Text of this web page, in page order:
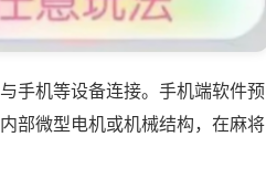
手机等设备连接。手机端软件预
部微型电机或机械结构，在麻将